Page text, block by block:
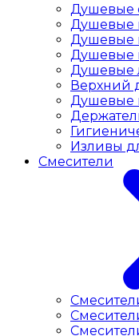
Душевые
Душевые
Душевые
Душевые
Душевые
Верхний
Душевые
Изливы
Смесители